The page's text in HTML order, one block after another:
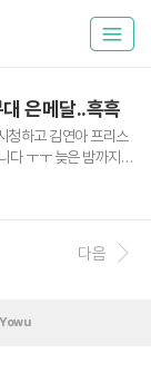
은메달..흑흑
청하고 김연아 프리스
다 ㅜㅜ 늦은 밤까지..
3시 반까지 뜬 눈으로
다음
Yowu